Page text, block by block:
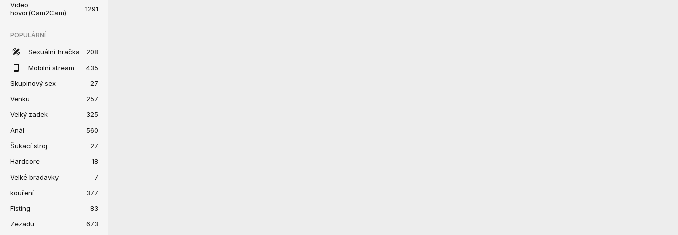
Video
hovor(Cam2Cam)
1291
POPULÁRNÍ
Sexuální hračka
208
Mobilní stream
435
Skupinový sex
27
Venku
257
Velký zadek
325
Anál
560
Šukací stroj
27
Hardcore
18
Velké bradavky
7
kouření
377
Fisting
83
Zezadu
673